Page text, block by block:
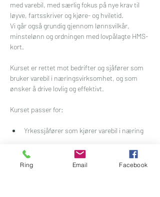
med varebil, med særlig fokus på nye krav til
løyve, fartsskriver og kjøre- og hviletid.
Vi går også grundig gjennom lønnsvilkår,
minstelønn og ordningen med lovpålagte HMS-
kort.
Kurset er rettet mot bedrifter og sjåfører som
bruker varebil i næringsvirksomhet, og som
ønsker å drive lovlig og effektivt.
Kurset passer for:
Yrkessjåfører som kjører varebil i næring
Les mer
Ring Email Facebook